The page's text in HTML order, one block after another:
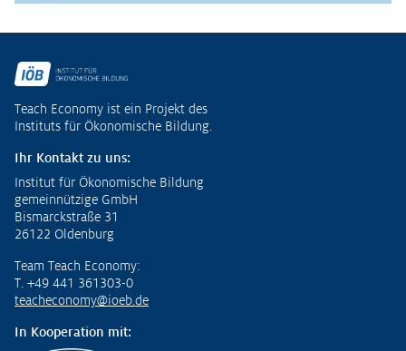
Teach Economy ist ein Projekt des
Instituts für Ökonomische Bildung.
Ihr Kontakt zu uns:
Institut für Ökonomische Bildung
gemeinnützige GmbH
Bismarckstraße 31
26122 Oldenburg
Team Teach Economy:
T. +49 441 361303-0
teacheconomy@ioeb.de
In Kooperation mit: